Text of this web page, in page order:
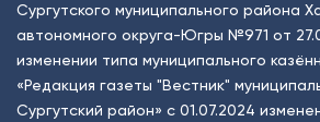
Сургутского муниципального района
автономного округа-Югры №971 от
изменении типа муниципального
«Редакция газеты "Вестник"
Сургутский район» с 01.07.2024